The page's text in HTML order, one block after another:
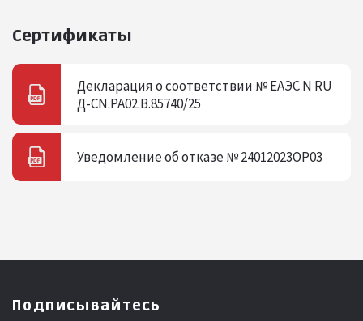
Сертификаты
Декларация о соответствии № ЕАЭС N RU
Д-CN.РА02.В.85740/25
Уведомление об отказе № 24012023ОР03
Подписывайтесь